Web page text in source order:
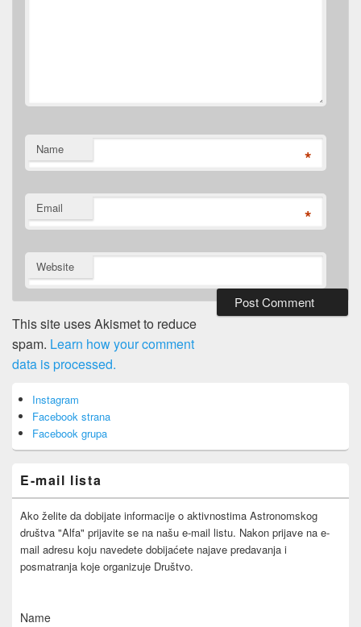
Name *
Email *
Website
This site uses Akismet to reduce
spam. Learn how your comment
data is processed.
Sidebar
Widget
Area
Instagram
Facebook strana
Facebook grupa
E-mail lista
Ako želite da dobijate informacije o aktivnostima Astronomskog
društva "Alfa" prijavite se na našu e-mail listu. Nakon prijave na e-
mail adresu koju navedete dobijaćete najave predavanja i
posmatranja koje organizuje Društvo.
Name